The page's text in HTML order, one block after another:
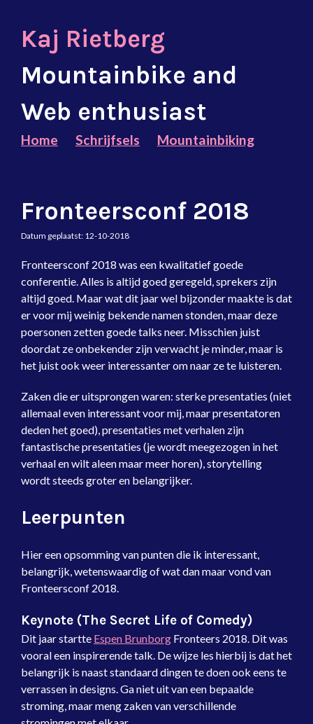
Kaj Rietberg
Mountainbike and
Web enthusiast
Home Schrijfsels Mountainbiking
Fronteersconf 2018
Datum geplaatst: 12-10-2018
Fronteersconf 2018 was een kwalitatief goede
conferentie. Alles is altijd goed geregeld, sprekers zijn
altijd goed. Maar wat dit jaar wel bijzonder maakte is dat
er voor mij weinig bekende namen stonden, maar deze
poersonen zetten goede talks neer. Misschien juist
doordat ze onbekender zijn verwacht je minder, maar is
het juist ook weer interessanter om naar ze te luisteren.
Zaken die er uitsprongen waren: sterke presentaties (niet
allemaal even interessant voor mij, maar presentatoren
deden het goed), presentaties met verhalen zijn
fantastische presentaties (je wordt meegezogen in het
verhaal en wilt aleen maar meer horen), storytelling
wordt steeds groter en belangrijker.
Leerpunten
Hier een opsomming van punten die ik interessant,
belangrijk, wetenswaardig of wat dan maar vond van
Fronteersconf 2018.
Keynote (The Secret Life of Comedy)
Dit jaar startte Espen Brunborg Fronteers 2018. Dit was
vooral een inspirerende talk. De wijze les hierbij is dat het
belangrijk is naast standaard dingen te doen ook eens te
verrassen in designs. Ga niet uit van een bepaalde
stroming, maar meng zaken van verschillende